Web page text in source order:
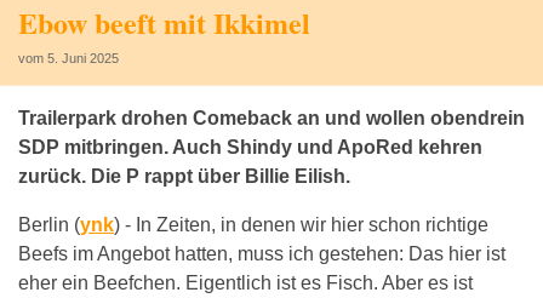
Ebow beeft mit Ikkimel
vom 5. Juni 2025
Trailerpark drohen Comeback an und wollen obendrein
SDP mitbringen. Auch Shindy und ApoRed kehren
zurück. Die P rappt über Billie Eilish.
Berlin (ynk) - In Zeiten, in denen wir hier schon richtige
Beefs im Angebot hatten, muss ich gestehen: Das hier ist
eher ein Beefchen. Eigentlich ist es Fisch. Aber es ist